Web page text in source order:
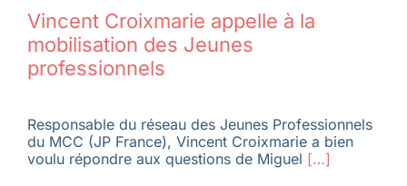
Spiritualité
Membres
Vincent Croixmarie appelle à la
mobilisation des Jeunes
professionnels
Responsable du réseau des Jeunes Professionnels
du MCC (JP France), Vincent Croixmarie a bien
voulu répondre aux questions de Miguel […]